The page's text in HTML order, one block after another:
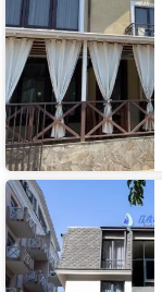
Отель
Паруса
на
улице
Тюльпанов